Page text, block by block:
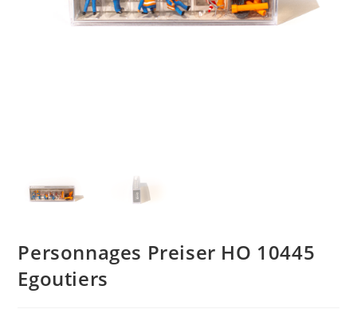
Personnages Preiser HO 10445
Egoutiers